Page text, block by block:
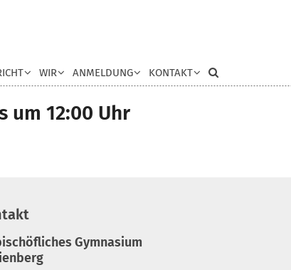
WIR ANMELDUNG KONTAKT
um 12:00 Uhr
Gymnasium